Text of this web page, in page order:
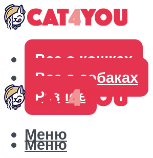
Все о кошках
Все о собаках
Разное
Меню
Меню